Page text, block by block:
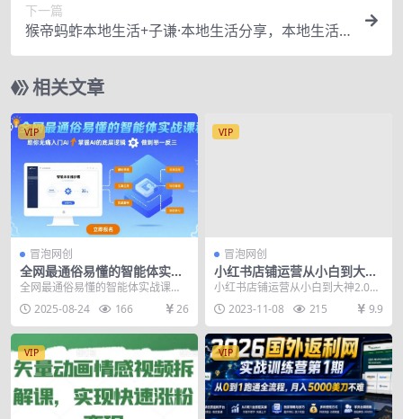
下一篇
猴帝蚂蚱本地生活+子谦·本地生活分享，本地生活
商家运营，团队搭建，私域运营
相关文章
VIP
冒泡网创
全网最通俗易懂的智能体实战
课程，助你无痛入门AI，掌握
AI的底层逻辑，做到举一反三
全网最通俗易懂的智能体实战课
程，助你无痛入门AI，掌握AI的底
层逻辑，做到举一反...
2025-08-24 166 26
VIP
冒泡网创
小红书店铺运营从小白到大神
2.0，从入门到精通
小红书店铺运营从小白到大神2.0，
从入门到精通 课程内容： 1_1、小
红书店铺类...
2023-11-08 215 9.9
VIP VIP